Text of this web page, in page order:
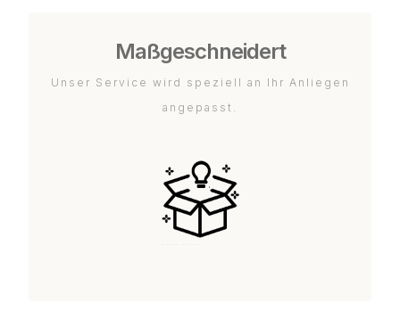
Maßgeschneidert
Unser Service wird speziell an Ihr Anliegen
angepasst.